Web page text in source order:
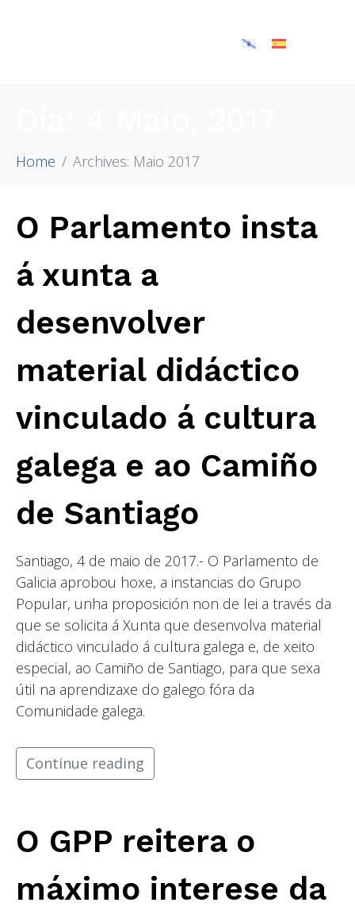
Home Archives: Maio 2017
O Parlamento insta
á xunta a
desenvolver
material didáctico
vinculado á cultura
galega e ao Camiño
de Santiago
Santiago, 4 de maio de 2017.- O Parlamento de
Galicia aprobou hoxe, a instancias do Grupo
Popular, unha proposición non de lei a través da
que se solicita á Xunta que desenvolva material
didáctico vinculado á cultura galega e, de xeito
especial, ao Camiño de Santiago, para que sexa
útil na aprendizaxe do galego fóra da
Comunidade galega.
Continue reading
O GPP reitera o
máximo interese da